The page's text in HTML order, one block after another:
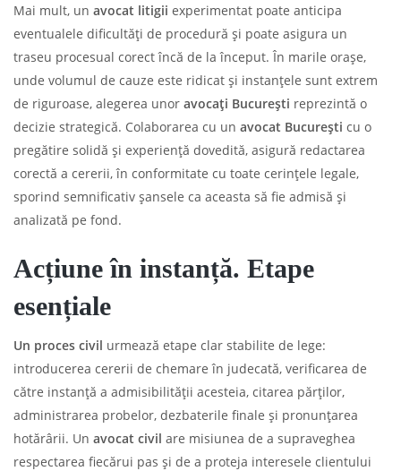
Mai mult, un avocat litigii experimentat poate anticipa
eventualele dificultăți de procedură și poate asigura un
traseu procesual corect încă de la început. În marile orașe,
unde volumul de cauze este ridicat și instanțele sunt extrem
de riguroase, alegerea unor avocați București reprezintă o
decizie strategică. Colaborarea cu un avocat București cu o
pregătire solidă și experiență dovedită, asigură redactarea
corectă a cererii, în conformitate cu toate cerințele legale,
sporind semnificativ șansele ca aceasta să fie admisă și
analizată pe fond.
Acțiune în instanță. Etape
esențiale
Un proces civil urmează etape clar stabilite de lege:
introducerea cererii de chemare în judecată, verificarea de
către instanță a admisibilității acesteia, citarea părților,
administrarea probelor, dezbaterile finale și pronunțarea
hotărârii. Un avocat civil are misiunea de a supraveghea
respectarea fiecărui pas și de a proteja interesele clientului